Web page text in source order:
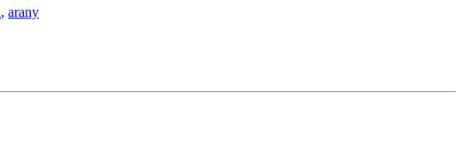
, arany